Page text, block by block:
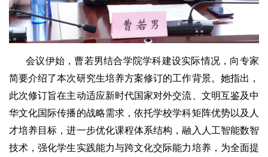
会议伊始，曹若男结合学院学科建设实际情况，向专家
简要介绍了本次研究生培养方案修订的工作背景。她指出，
此次修订旨在主动适应新时代国家对外交流、文明互鉴及中
华文化国际传播的战略需求，依托学校学科矩阵优势以及人
才培养目标，进一步优化课程体系结构，融入人工智能数智
技术，强化学生实践能力与跨文化交际能力培养，为全面提